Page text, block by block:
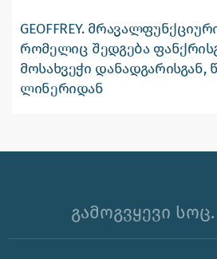
GEOFFREY.
რომელიც შედგება
მოსახვეჭი
ლინერიდან
გამოგვყევი